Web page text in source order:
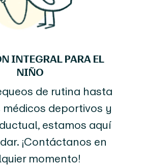
INTEGRAL PARA EL
NIÑO
de rutina hasta
médicos deportivos y
estamos aquí
¡Contáctanos en
momento!